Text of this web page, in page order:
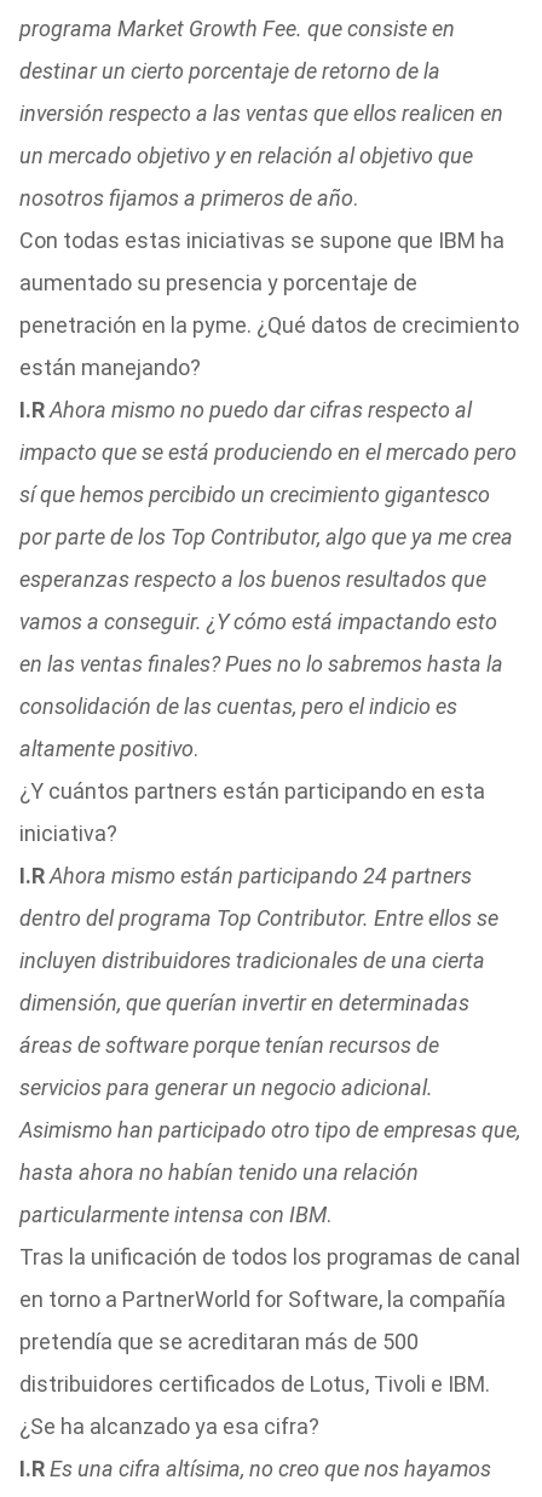
programa Market Growth Fee. que consiste en
destinar un cierto porcentaje de retorno de la
inversión respecto a las ventas que ellos realicen en
un mercado objetivo y en relación al objetivo que
nosotros fijamos a primeros de año.
Con todas estas iniciativas se supone que IBM ha
aumentado su presencia y porcentaje de
penetración en la pyme. ¿Qué datos de crecimiento
están manejando?
I.RAhora mismo no puedo dar cifras respecto al
impacto que se está produciendo en el mercado pero
sí que hemos percibido un crecimiento gigantesco
por parte de los Top Contributor, algo que ya me crea
esperanzas respecto a los buenos resultados que
vamos a conseguir. ¿Y cómo está impactando esto
en las ventas finales? Pues no lo sabremos hasta la
consolidación de las cuentas, pero el indicio es
altamente positivo.
¿Y cuántos partners están participando en esta
iniciativa?
I.RAhora mismo están participando 24 partners
dentro del programa Top Contributor. Entre ellos se
incluyen distribuidores tradicionales de una cierta
dimensión, que querían invertir en determinadas
áreas de software porque tenían recursos de
servicios para generar un negocio adicional.
Asimismo han participado otro tipo de empresas que,
hasta ahora no habían tenido una relación
particularmente intensa con IBM.
Tras la unificación de todos los programas de canal
en torno a PartnerWorld for Software, la compañía
pretendía que se acreditaran más de 500
distribuidores certificados de Lotus, Tivoli e IBM.
¿Se ha alcanzado ya esa cifra?
I.REs una cifra altísima, no creo que nos hayamos